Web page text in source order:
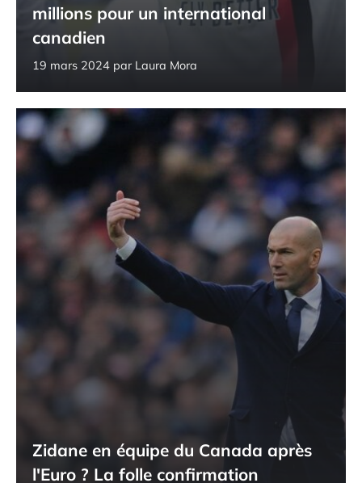
millions pour un international
canadien
19 mars 2024 par Laura Mora
Zidane en équipe du Canada après
l'Euro ? La folle confirmation